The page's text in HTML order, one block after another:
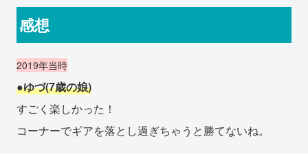
感想
2019年当時
●ゆづ(7歳の娘)
すごく楽しかった！
コーナーでギアを落とし過ぎちゃうと勝てないね。